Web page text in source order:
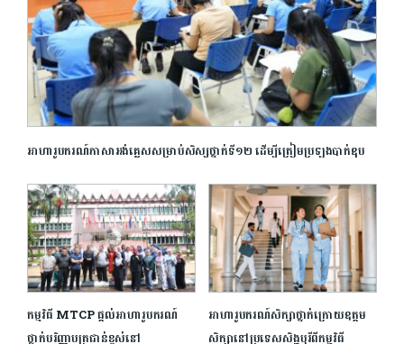
អាហារូបករណ៍ភាសាអង់គ្លេសសម្រាប់សិស្សថ្នាក់ទី១២ ដើម្បីត្រៀមប្រឡងបាក់ឌុប
កម្មវិធី MTCP ផ្ដល់អាហារូបករណ៍
ថ្នាក់បរិញ្ញាបត្រជាន់ខ្ពស់នៅ
អាហារូបករណ៍សិក្សាថ្នាក់ក្រោយឧត្ដម
សិក្សានៅប្រទេសសិង្ហបុរីពីកម្មវិធី